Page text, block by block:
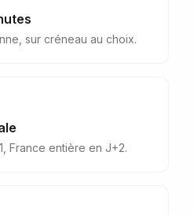
sur créneau au choix.
France entière en J+2.